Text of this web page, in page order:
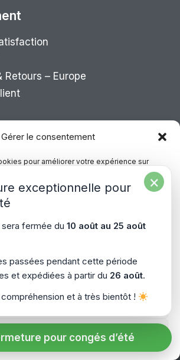
Gérer le consentement
pour améliorer votre expérience sur
trafic et proposer des contenus personnalisés.
refuser ou gérer vos préférences à tout
Accepter
Voir les préférences
Retours – Europe
dans toute l’Europe via
Relay
PiecesPC.fr| Développement & Design
pour congés d’été
×
exceptionnelle pour
fermée du 10 août au 25 août
passées pendant cette période
et expédiées à partir du 26 août.
et à très bientôt !